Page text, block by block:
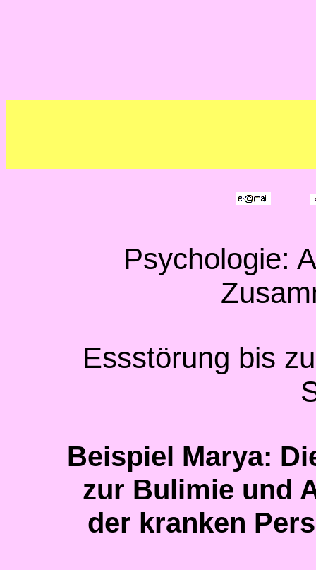
Psychologie:
Essstörung bis
Beispiel Marya:
zur Bulimie und
der kranken